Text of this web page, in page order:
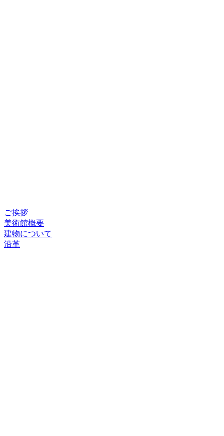
ご挨拶
美術館概要
建物について
沿革